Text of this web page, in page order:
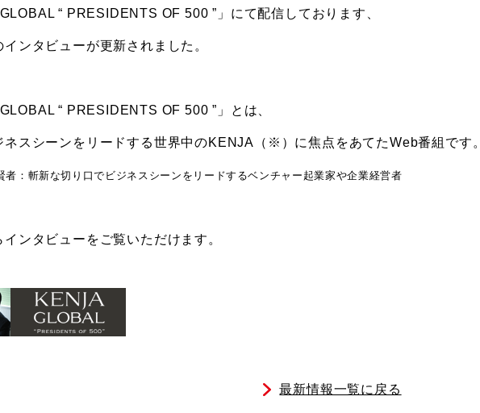
“ PRESIDENTS OF 500 ”」にて配信しております、
インタビューが更新されました。
“ PRESIDENTS OF 500 ”」とは、
ネスシーンをリードする世界中のKENJA（※）に焦点をあてたWeb番組です。
：斬新な切り口でビジネスシーンをリードするベンチャー起業家や企業経営者
インタビューをご覧いただけます。
最新情報一覧に戻る